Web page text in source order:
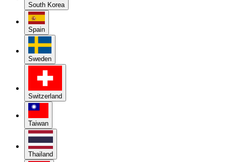
South Korea
Spain
Sweden
Switzerland
Taiwan
Thailand